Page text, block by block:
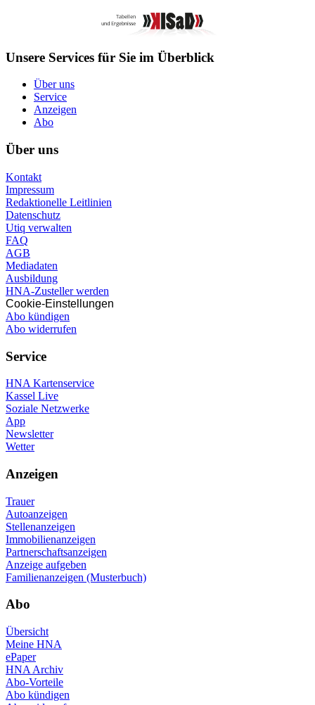
Unsere Services für Sie im Überblick
Über uns
Service
Anzeigen
Abo
Über uns
Kontakt
Impressum
Redaktionelle Leitlinien
Datenschutz
Utiq verwalten
FAQ
AGB
Mediadaten
Ausbildung
HNA-Zusteller werden
Cookie-Einstellungen
Abo kündigen
Abo widerrufen
Service
HNA Kartenservice
Kassel Live
Soziale Netzwerke
App
Newsletter
Wetter
Anzeigen
Trauer
Autoanzeigen
Stellenanzeigen
Immobilienanzeigen
Partnerschaftsanzeigen
Anzeige aufgeben
Familienanzeigen (Musterbuch)
Abo
Übersicht
Meine HNA
ePaper
HNA Archiv
Abo-Vorteile
Abo kündigen